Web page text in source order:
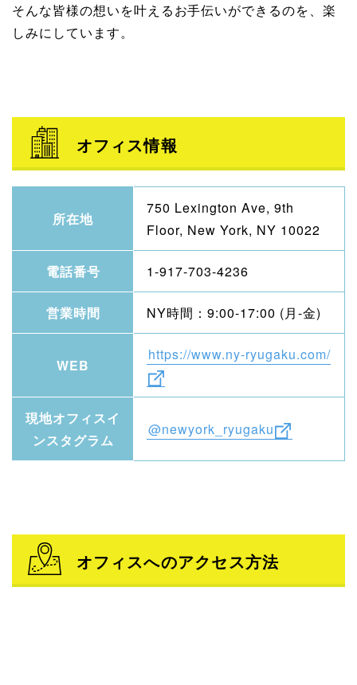
そんな皆様の想いを叶えるお手伝いができるのを、楽
しみにしています。
オフィス情報
所在地
750 Lexington Ave, 9th
Floor, New York, NY 10022
電話番号 1-917-703-4236
営業時間 NY時間：9:00-17:00 (月-金)
WEB
https://www.ny-ryugaku.com/
現地オフィスイ
ンスタグラム
@newyork_ryugaku
オフィスへのアクセス方法